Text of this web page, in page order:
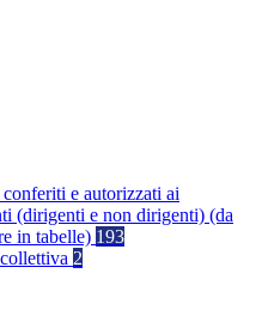
e autorizzati ai
(dirigenti e non dirigenti) (da
in tabelle) 193
2